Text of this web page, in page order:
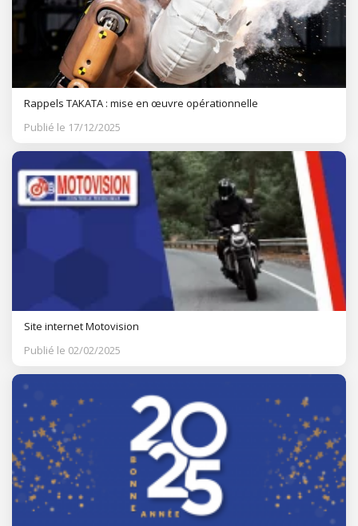
Rappels TAKATA : mise en œuvre opérationnelle
Publié le 17/12/2025
Site internet Motovision
Publié le 02/02/2025